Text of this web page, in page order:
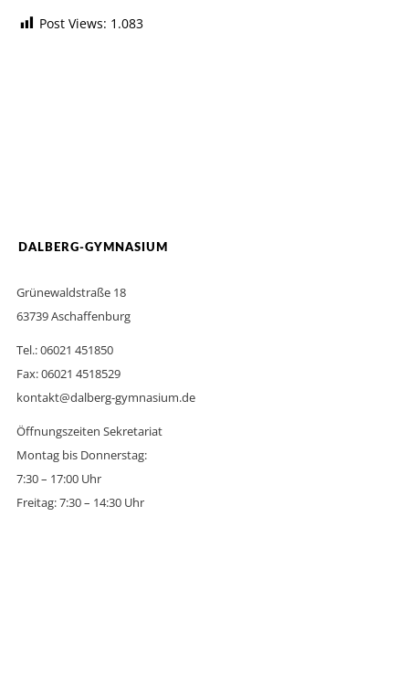
Post Views: 1.083
DALBERG-GYMNASIUM
Grünewaldstraße 18
63739 Aschaffenburg
Tel.: 06021 451850
Fax: 06021 4518529
kontakt@dalberg-gymnasium.de
Öffnungszeiten Sekretariat
Montag bis Donnerstag:
7:30 – 17:00 Uhr
Freitag: 7:30 – 14:30 Uhr